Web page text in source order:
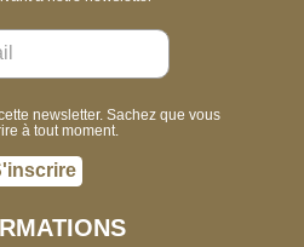
newsletter. Sachez que vous
à tout moment.